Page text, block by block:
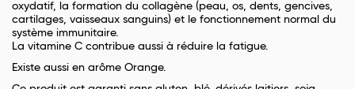
oxydatif, la formation du collagène (peau, os, dents, gencives,
cartilages, vaisseaux sanguins) et le fonctionnement normal du
système immunitaire.
La vitamine C contribue aussi à réduire la fatigue.
Existe aussi en arôme Orange.